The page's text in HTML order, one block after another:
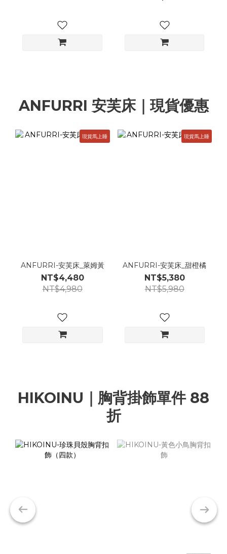
ANFURRI 安芙床｜現貨優惠
現貨馬上睡
ANFURRI-安芙床_萊姆黃
NT$4,480
NT$4,980
現貨馬上睡
ANFURRI-安芙床_甜橙橘
NT$5,380
NT$5,980
HIKOINU｜胸背掛飾單件 88
折